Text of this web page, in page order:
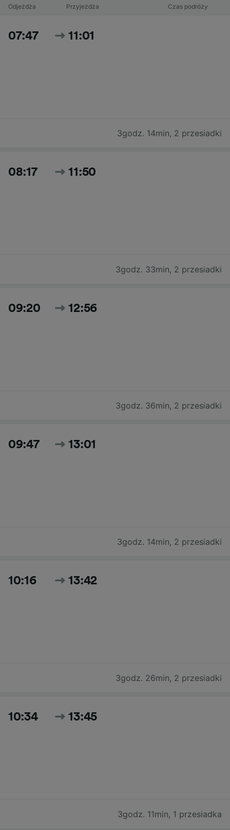
Odjeżdża Przyjeżdża Czas podróży
07:47 11:01
3godz. 14min, 2 przesiadki
08:17 11:50
3godz. 33min, 2 przesiadki
09:20 12:56
3godz. 36min, 2 przesiadki
09:47 13:01
3godz. 14min, 2 przesiadki
10:16 13:42
3godz. 26min, 2 przesiadki
10:34 13:45
3godz. 11min, 1 przesiadka